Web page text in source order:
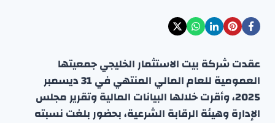
عقدت شركة بيت الاستثمار الخليجي جمعيتها
العمومية للعام المالي المنتهي في 31 ديسمبر
2025، وأقرت خلالها البيانات المالية وتقرير مجلس
الإدارة وهيئة الرقابة الشرعية، بحضور بلغت نسبته